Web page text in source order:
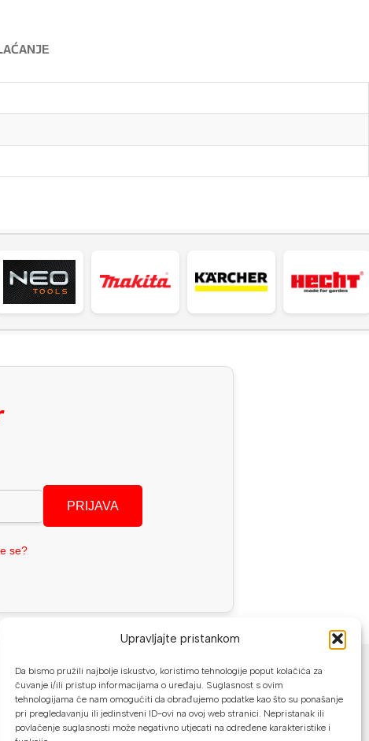
Upravljajte pristankom
Da bismo pružili najbolje iskustvo, koristimo tehnologije poput kolačića za
čuvanje i/ili pristup informacijama o uređaju. Suglasnost s ovim
tehnologijama će nam omogućiti da obrađujemo podatke kao što su ponašanje
pri pregledavanju ili jedinstveni ID-ovi na ovoj web stranici. Nepristanak ili
povlačenje suglasnosti može negativno utjecati na određene karakteristike i
PRIJAVA
se?
U našoj web trgovini možete platiti:
Kreditnim karticama jednokratno ili do